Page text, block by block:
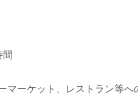
間
マーケット、レストラン等へ